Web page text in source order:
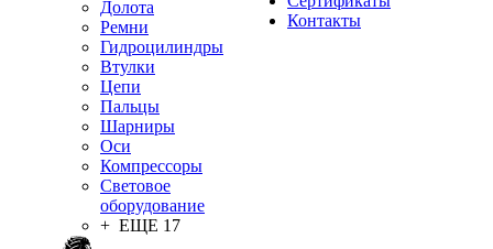
Долота
Ремни
Гидроцилиндры
Втулки
Цепи
Пальцы
Шарниры
Оси
Компрессоры
Световое
оборудование
+ ЕЩЕ 17
Контакты